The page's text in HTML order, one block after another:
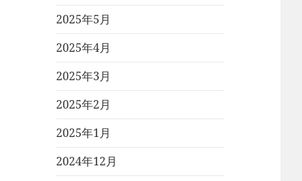
2025年5月
2025年4月
2025年3月
2025年2月
2025年1月
2024年12月